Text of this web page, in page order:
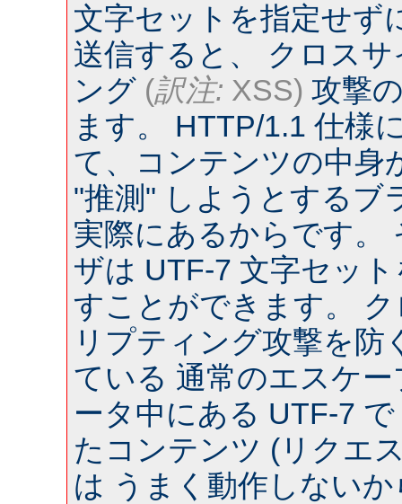
文字セットを指定せず
送信すると、 クロス
ング (訳注: XSS) 攻撃
ます。 HTTP/1.1 仕様
て、コンテンツの中身
"推測" しようとするブ
実際にあるからです。
ザは UTF-7 文字セッ
すことができます。
リプティング攻撃を防
ている 通常のエスケ
ータ中にある UTF-7
たコンテンツ (リクエ
は うまく動作しない